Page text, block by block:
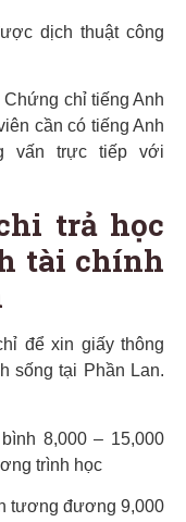
dịch thuật công
chỉ tiếng Anh
cần có tiếng Anh
vấn trực tiếp với
trả học
tài chính
để xin giấy thông
sống tại Phần Lan.
8,000 – 15,000
trình học
tương đương 9,000